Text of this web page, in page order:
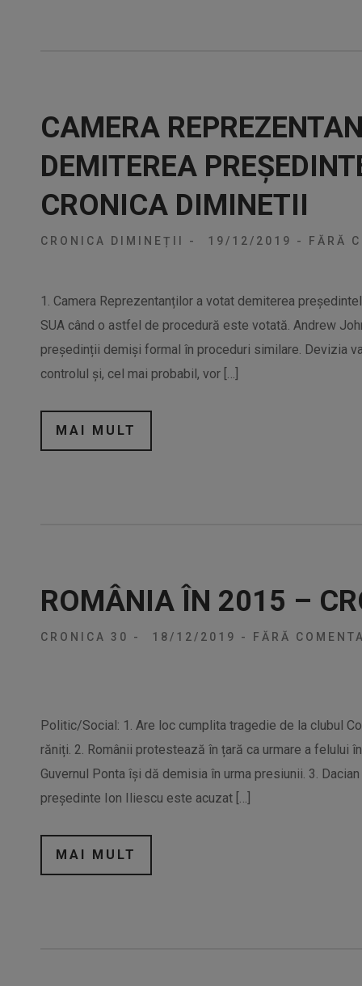
CAMERA
DEMITEREA
CRONICA DIMINETII
CRONICA DIMINEȚII - 19/12/2019 - FĂRĂ
1. Camera Reprezentanților a votat demiterea
SUA când o astfel de procedură este votată. Andrew
președinții demiși formal în proceduri similare. Devizia
controlul și, cel mai probabil, vor […]
MAI MULT
ROMÂNIA ÎN 2015 –
CRONICA 30 - 18/12/2019 - FĂRĂ
Politic/Social: 1. Are loc cumplita tragedie de la clubul
răniți. 2. Românii protestează în țară ca urmare a felului
Guvernul Ponta își dă demisia în urma presiunii. 3.
președinte Ion Iliescu este acuzat […]
MAI MULT